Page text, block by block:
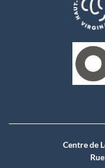
Centre de